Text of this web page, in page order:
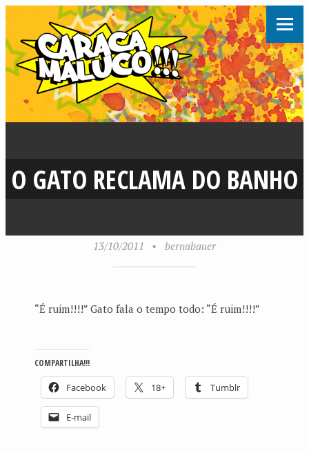
O GATO RECLAMA DO BANHO
13/10/2011 • bernabauer
“É ruim!!!!” Gato fala o tempo todo: “É ruim!!!!”
COMPARTILHA!!!
Facebook 18+ Tumblr
E-mail